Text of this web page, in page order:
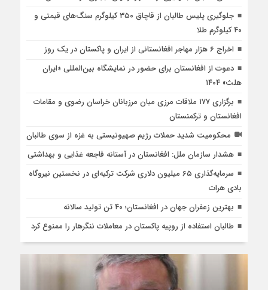
جلوگیری پلیس طالبان از قاچاق ۳۵۰ کیلوگرم سنگ‌های قیمتی و
۴۰ کیلوگرم طلا
اخراج ۶ هزار مهاجر افغانستانی از ایران و پاکستان در یک روز
دعوت از افغانستان برای حضور در نمایشگاه بین‌المللی «ایران
هلث» ۱۴۰۴
برگزاری ۱۷۷ ملاقات مرزی میان مرزبانان خراسان رضوی و مقامات
افغانستان و ترکمنستان
محکومیت شدید حملات رژیم صهیونیستی به غزه از سوی طالبان
هشدار سازمان ملل: افغانستان در آستانه فاجعه غذایی و بهداشتی
سرمایه‌گذاری ۶۵ میلیون دلاری شرکت ترکیه‌ای در نخستین نیروگاه
بادی هرات
بهترین زعفران جهان در افغانستان؛ ۴۰ تن تولید سالانه
طالبان استفاده از روپیه پاکستان در معاملات ننگرهار را ممنوع کرد